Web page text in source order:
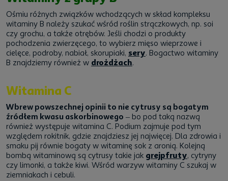
Ośmiu różnych związków wchodzących w skład kompleksu
witaminy B należy szukać wśród roślin strączkowych, np. soi
czy grochu, a także otrębów. Jeśli chodzi o produkty
pochodzenia zwierzęcego, to wybierz mięso wieprzowe i
cielęce, podroby, nabiał, skorupiaki, sery. Bogactwo witaminy
B znajdziemy również w drożdżach.
Witamina C
Wbrew powszechnej opinii to nie cytrusy są bogatym
źródłem kwasu askorbinowego – bo pod taką nazwą
również występuje witamina C. Podium zajmuje pod tym
względem rokitnik, gdzie znajdziesz jej najwięcej. Dla zdrowia i
smaku pij równie bogaty w witaminę sok z aronią. Kolejną
bombą witaminową są cytrusy takie jak grejpfruty, cytryny
czy limonki, a także kiwi. Wśród warzyw witaminy C szukaj w
ziemniakach i cebuli.